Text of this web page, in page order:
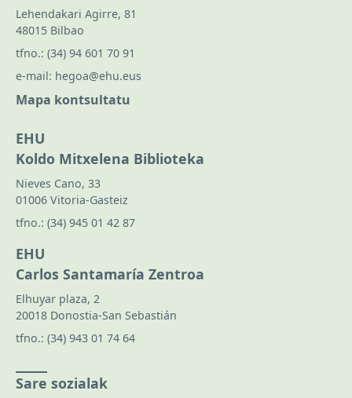
Lehendakari Agirre, 81
48015 Bilbao
tfno.: (34) 94 601 70 91
e-mail: hegoa@ehu.eus
Mapa kontsultatu
EHU
Koldo Mitxelena Biblioteka
Nieves Cano, 33
01006 Vitoria-Gasteiz
tfno.: (34) 945 01 42 87
EHU
Carlos Santamaría Zentroa
Elhuyar plaza, 2
20018 Donostia-San Sebastián
tfno.: (34) 943 01 74 64
Sare sozialak